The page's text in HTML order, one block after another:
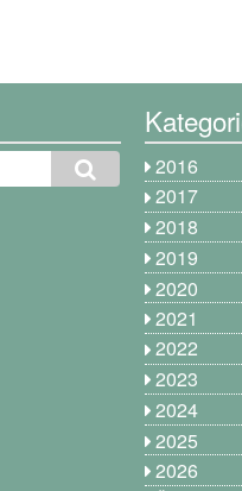
2016
2017
2018
2019
2020
2021
2022
2023
2024
2025
2026